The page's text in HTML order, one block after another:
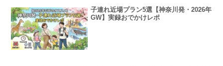
子連れ近場プラン5選【神奈川発・2026年
GW】実録おでかけレポ